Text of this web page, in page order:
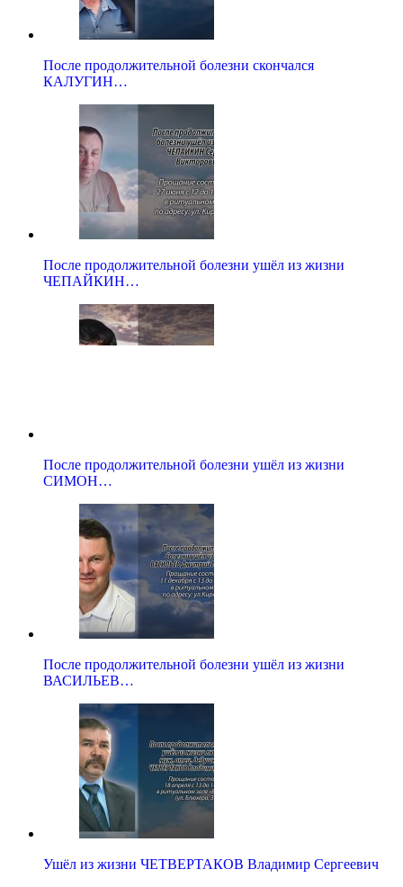
После продолжительной болезни скончался
КАЛУГИН…
После продолжительной болезни ушёл из жизни
ЧЕПАЙКИН…
После продолжительной болезни ушёл из жизни
СИМОН…
После продолжительной болезни ушёл из жизни
ВАСИЛЬЕВ…
Ушёл из жизни ЧЕТВЕРТАКОВ Владимир Сергеевич